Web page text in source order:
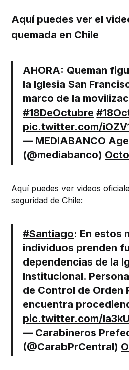
Aquí puedes ver el
quemada en Chile
AHORA: Queman
la Iglesia San
marco de la
#18DeOctubre
pic.twitter.com/
— MEDIABANCO
(@mediabanco)
Aquí puedes ver videos
seguridad de Chile:
#Santiago: En estos
individuos prenden
dependencias de la
Institucional.
de Control de Orden
encuentra
pic.twitter.com/
— Carabineros
(@CarabPrCentral)